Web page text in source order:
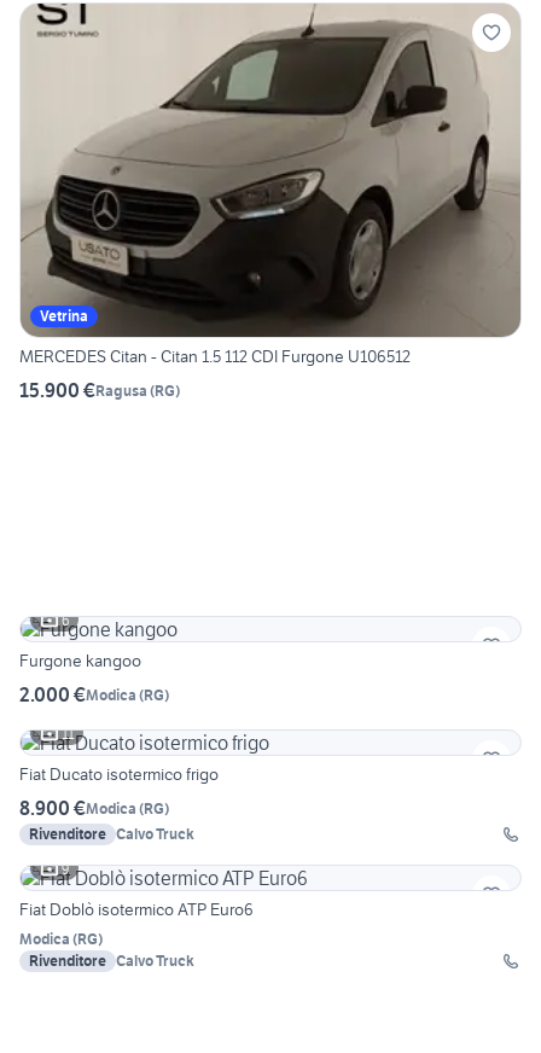
Vetrina
MERCEDES Citan - Citan 1.5 112 CDI Furgone U106512
15.900 €Ragusa (RG)
6
Furgone kangoo
2.000 €Modica (RG)
11
Fiat Ducato isotermico frigo
8.900 €Modica (RG)
Rivenditore Calvo Truck
9
Fiat Doblò isotermico ATP Euro6
Modica (RG)
Rivenditore Calvo Truck